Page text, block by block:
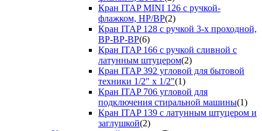
Кран ITAP MINI 126 с ручкой-
флажком, НР/ВР(2)
Кран ITAP 128 с ручкой 3-х проходной,
ВР-ВР-ВР(6)
Кран ITAP 166 с ручкой сливной с
латунным штуцером(2)
Кран ITAP 392 угловой для бытовой
техники 1/2" х 1/2"(1)
Кран ITAP 706 угловой для
подключения стиральной машины(1)
Кран ITAP 139 с латунным штуцером и
заглушкой(2)